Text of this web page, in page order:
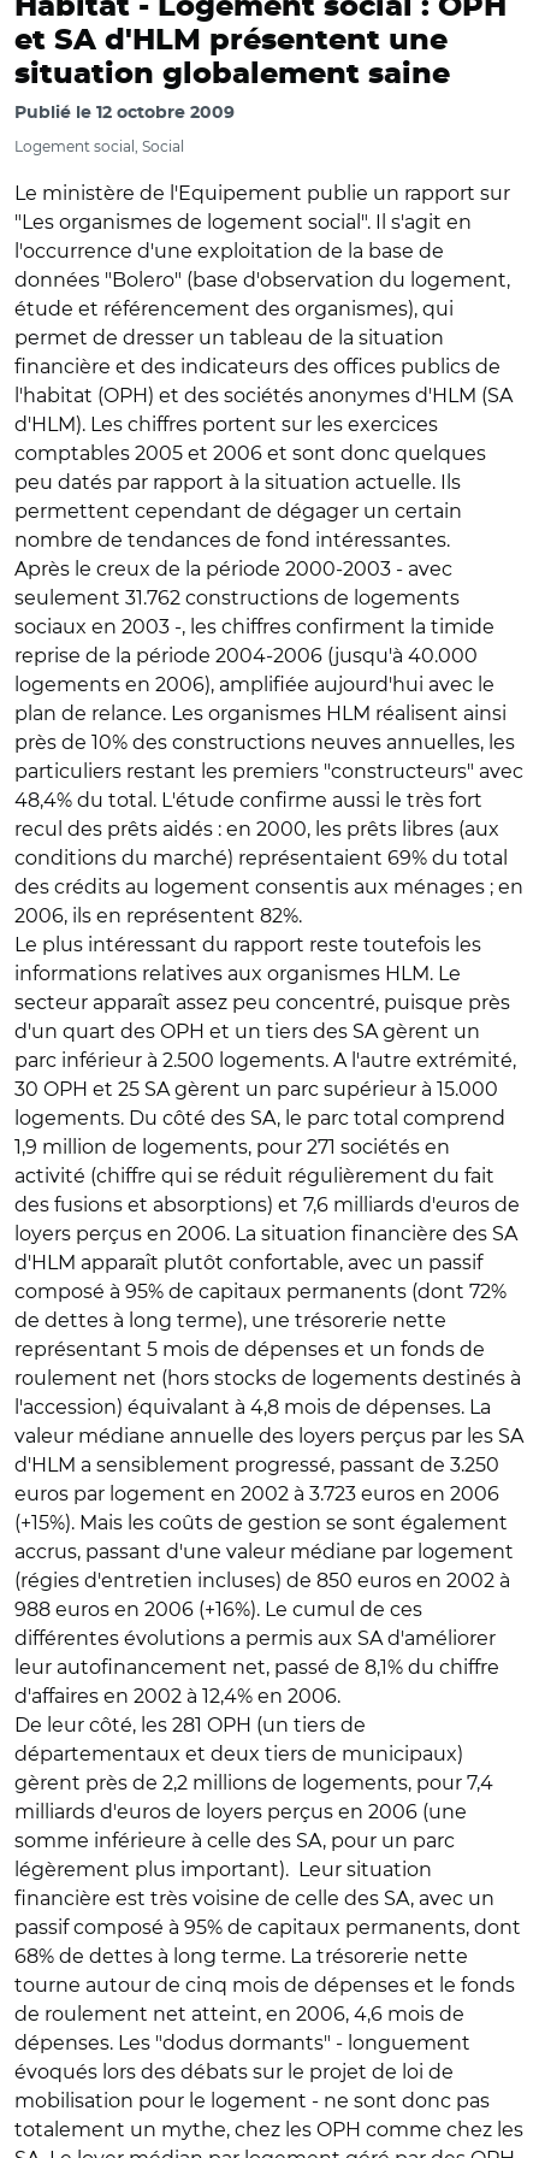
Habitat - Logement social : OPH
et SA d'HLM présentent une
situation globalement saine
Publié le 12 octobre 2009
Logement social, Social
Le ministère de l'Equipement publie un rapport sur
"Les organismes de logement social". Il s'agit en
l'occurrence d'une exploitation de la base de
données "Bolero" (base d'observation du logement,
étude et référencement des organismes), qui
permet de dresser un tableau de la situation
financière et des indicateurs des offices publics de
l'habitat (OPH) et des sociétés anonymes d'HLM (SA
d'HLM). Les chiffres portent sur les exercices
comptables 2005 et 2006 et sont donc quelques
peu datés par rapport à la situation actuelle. Ils
permettent cependant de dégager un certain
nombre de tendances de fond intéressantes.
Après le creux de la période 2000-2003 - avec
seulement 31.762 constructions de logements
sociaux en 2003 -, les chiffres confirment la timide
reprise de la période 2004-2006 (jusqu'à 40.000
logements en 2006), amplifiée aujourd'hui avec le
plan de relance. Les organismes HLM réalisent ainsi
près de 10% des constructions neuves annuelles, les
particuliers restant les premiers "constructeurs" avec
48,4% du total. L'étude confirme aussi le très fort
recul des prêts aidés : en 2000, les prêts libres (aux
conditions du marché) représentaient 69% du total
des crédits au logement consentis aux ménages ; en
2006, ils en représentent 82%.
Le plus intéressant du rapport reste toutefois les
informations relatives aux organismes HLM. Le
secteur apparaît assez peu concentré, puisque près
d'un quart des OPH et un tiers des SA gèrent un
parc inférieur à 2.500 logements. A l'autre extrémité,
30 OPH et 25 SA gèrent un parc supérieur à 15.000
logements. Du côté des SA, le parc total comprend
1,9 million de logements, pour 271 sociétés en
activité (chiffre qui se réduit régulièrement du fait
des fusions et absorptions) et 7,6 milliards d'euros de
loyers perçus en 2006. La situation financière des SA
d'HLM apparaît plutôt confortable, avec un passif
composé à 95% de capitaux permanents (dont 72%
de dettes à long terme), une trésorerie nette
représentant 5 mois de dépenses et un fonds de
roulement net (hors stocks de logements destinés à
l'accession) équivalant à 4,8 mois de dépenses. La
valeur médiane annuelle des loyers perçus par les SA
d'HLM a sensiblement progressé, passant de 3.250
euros par logement en 2002 à 3.723 euros en 2006
(+15%). Mais les coûts de gestion se sont également
accrus, passant d'une valeur médiane par logement
(régies d'entretien incluses) de 850 euros en 2002 à
988 euros en 2006 (+16%). Le cumul de ces
différentes évolutions a permis aux SA d'améliorer
leur autofinancement net, passé de 8,1% du chiffre
d'affaires en 2002 à 12,4% en 2006.
De leur côté, les 281 OPH (un tiers de
départementaux et deux tiers de municipaux)
gèrent près de 2,2 millions de logements, pour 7,4
milliards d'euros de loyers perçus en 2006 (une
somme inférieure à celle des SA, pour un parc
légèrement plus important). Leur situation
financière est très voisine de celle des SA, avec un
passif composé à 95% de capitaux permanents, dont
68% de dettes à long terme. La trésorerie nette
tourne autour de cinq mois de dépenses et le fonds
de roulement net atteint, en 2006, 4,6 mois de
dépenses. Les "dodus dormants" - longuement
évoqués lors des débats sur le projet de loi de
mobilisation pour le logement - ne sont donc pas
totalement un mythe, chez les OPH comme chez les